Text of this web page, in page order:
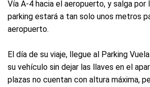
Vía A-4 hacia el aeropuerto, y salga por
parking estará a tan solo unos metros
aeropuerto.
El día de su viaje, llegue al Parking
su vehículo sin dejar las llaves en el
plazas no cuentan con altura máxima,